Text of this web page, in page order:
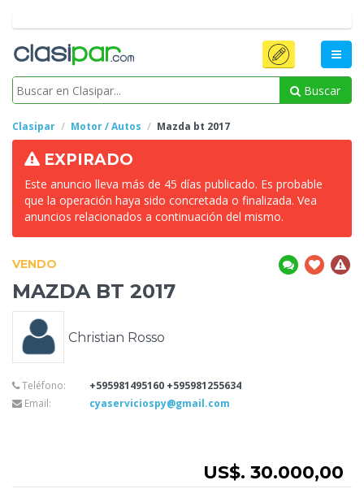
Buscar
Clasipar Motor / Autos Mazda bt 2017
EXPIRADO
Este anuncio lleva más de 45 días publicado. Es probable
que la operación haya sido concretada o finalizada. Vea
anuncios relacionados a continuación del mismo.
VENDO
MAZDA BT 2017
Christian Rosso
Teléfono:
+595981495160 +595981255634
Email:
cyaserviciospy@gmail.com
US$. 30.000,00